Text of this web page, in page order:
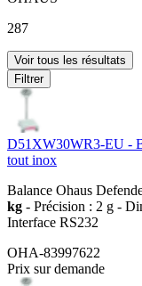
287
Voir tous les résultats
Filtrer
D51XW30WR3-EU -
tout inox
Balance Ohaus
kg - Précision : 2 g -
Interface RS232
OHA-83997622
Prix sur demande